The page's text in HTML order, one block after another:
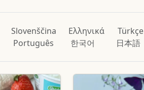
Slovenščina Ελληνικά
Türkçe
Português 한국어 日本語